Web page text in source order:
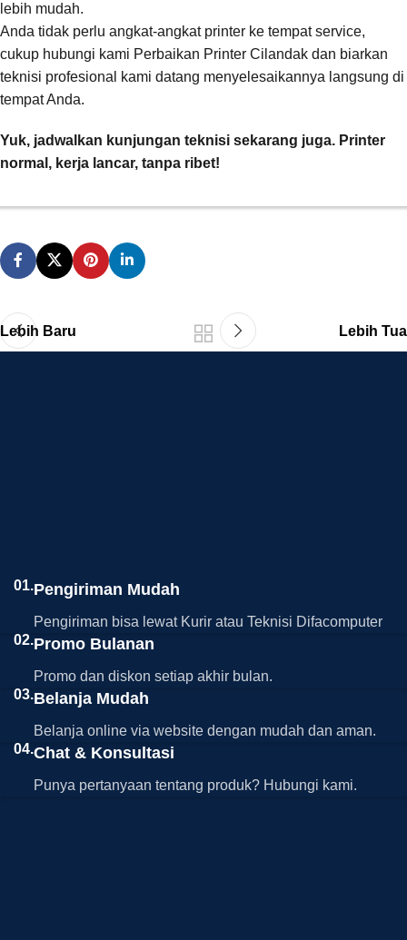
lebih mudah.
Anda tidak perlu angkat-angkat printer ke tempat service,
cukup hubungi kami Perbaikan Printer Cilandak dan biarkan
teknisi profesional kami datang menyelesaikannya langsung di
tempat Anda.
Yuk, jadwalkan kunjungan teknisi sekarang juga. Printer
normal, kerja lancar, tanpa ribet!
Lebih Baru Lebih Tua
01.Pengiriman Mudah
Pengiriman bisa lewat Kurir atau Teknisi Difacomputer
02.Promo Bulanan
Promo dan diskon setiap akhir bulan.
03.Belanja Mudah
Belanja online via website dengan mudah dan aman.
04.Chat & Konsultasi
Punya pertanyaan tentang produk? Hubungi kami.